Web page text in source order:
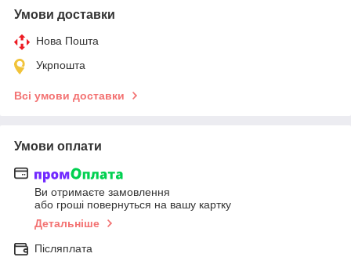
Умови доставки
Нова Пошта
Укрпошта
Всі умови доставки
Умови оплати
Ви отримаєте замовлення
або гроші повернуться на вашу картку
Детальніше
Післяплата